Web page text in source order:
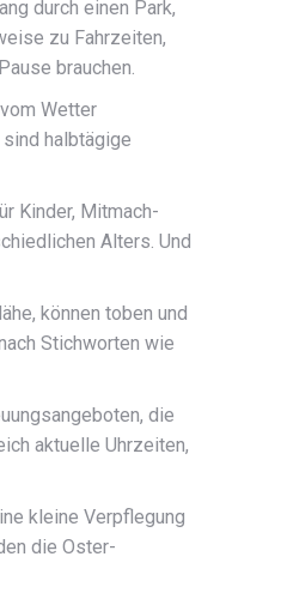
durch einen Park,
zu Fahrzeiten,
brauchen.
Wetter
halbtägige
Kinder, Mitmach-
Alters. Und
können toben und
Stichworten wie
die
aktuelle Uhrzeiten,
kleine Verpflegung
die Oster-